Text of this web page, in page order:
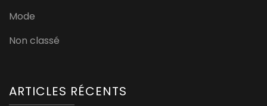
Mode
Non classé
ARTICLES RÉCENTS